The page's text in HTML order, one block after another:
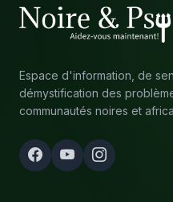
Espace d'information, de
démystification des
communautés noires et